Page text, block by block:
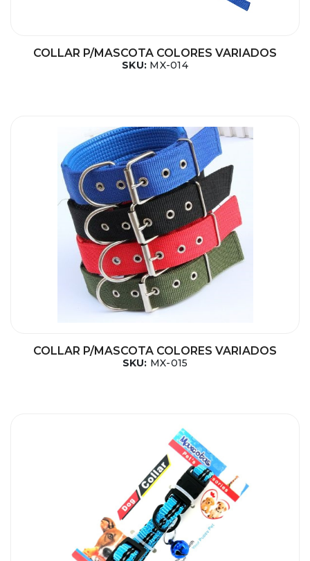
COLLAR P/MASCOTA COLORES VARIADOS
SKU: MX-014
COLLAR P/MASCOTA COLORES VARIADOS
SKU: MX-015